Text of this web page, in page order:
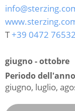
T+39 0472
giugno - ottobre
Periodo
giugno, luglio,